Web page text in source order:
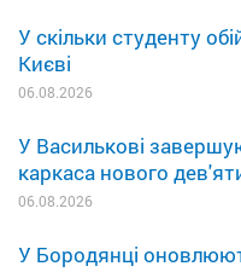
У скільки студенту
Києві
06.08.2026
У Василькові
каркаса нового
06.08.2026
У Бородянці